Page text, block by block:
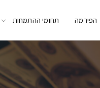
הפירמה תחומי ההתמחות